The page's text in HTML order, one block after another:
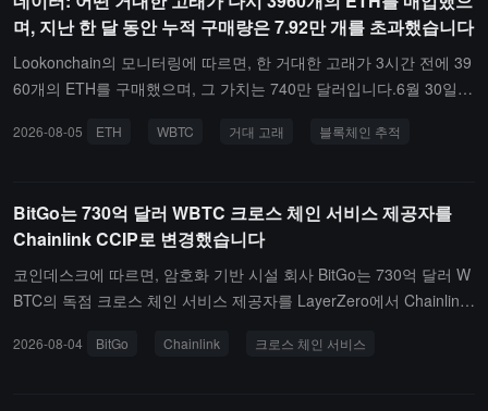
며, 지난 한 달 동안 누적 구매량은 7.92만 개를 초과했습니다
Lookonchain의 모니터링에 따르면, 한 거대한 고래가 3시간 전에 39
60개의 ETH를 구매했으며, 그 가치는 740만 달러입니다.6월 30일
77억 달러로, 평균 가격은 1777달러입니다. 또한 1400개의 WBTC를
2026-08-05 ETH WBTC 거대 고래 블록체인 추적
BitGo는 730억 달러 WBTC 크로스 체인 서비스 제공자를
Chainlink CCIP로 변경했습니다
코인데스크에 따르면, 암호화 기반 시설 회사 BitGo는 730억 달러 W
BTC의 독점 크로스 체인 서비스 제공자를 LayerZero에서 Chainlink
취약점 사건이 발생한 후, 여러 프로젝트가 LayerZero에서 Chainlink
2026-08-04 BitGo Chainlink 크로스 체인 서비스